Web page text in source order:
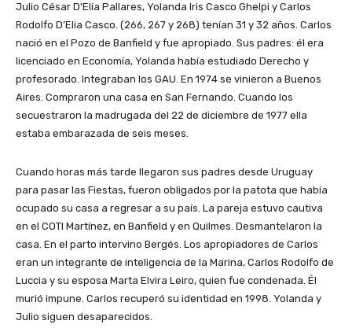
Julio César D’Elía Pallares, Yolanda Iris Casco Ghelpi y Carlos
Rodolfo D’Elia Casco. (266, 267 y 268) tenían 31 y 32 años. Carlos
nació en el Pozo de Banfield y fue apropiado. Sus padres: él era
licenciado en Economía, Yolanda había estudiado Derecho y
profesorado. Integraban los GAU. En 1974 se vinieron a Buenos
Aires. Compraron una casa en San Fernando. Cuando los
secuestraron la madrugada del 22 de diciembre de 1977 ella
estaba embarazada de seis meses.
Cuando horas más tarde llegaron sus padres desde Uruguay
para pasar las Fiestas, fueron obligados por la patota que había
ocupado su casa a regresar a su país. La pareja estuvo cautiva
en el COTI Martínez, en Banfield y en Quilmes. Desmantelaron la
casa. En el parto intervino Bergés. Los apropiadores de Carlos
eran un integrante de inteligencia de la Marina, Carlos Rodolfo de
Luccia y su esposa Marta Elvira Leiro, quien fue condenada. Él
murió impune. Carlos recuperó su identidad en 1998. Yolanda y
Julio siguen desaparecidos.